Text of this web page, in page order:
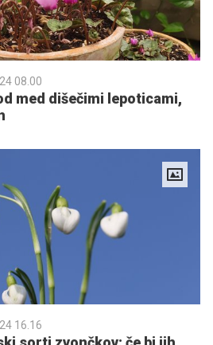
08.00
med dišečimi lepoticami,
16.16